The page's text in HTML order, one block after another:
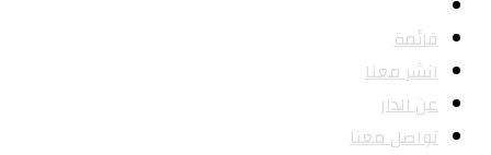
قائمة
انشر معنا
عن الدار
تواصل معنا